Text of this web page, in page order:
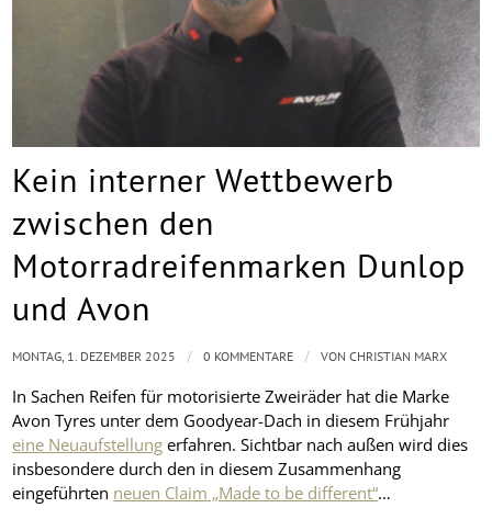
Kein interner Wettbewerb
zwischen den
Motorradreifenmarken Dunlop
und Avon
In Sachen Reifen für motorisierte Zweiräder hat die Marke
Avon Tyres unter dem Goodyear-Dach in diesem Frühjahr
eine Neuaufstellung erfahren. Sichtbar nach außen wird dies
insbesondere durch den in diesem Zusammenhang
eingeführten neuen Claim „Made to be different“…
MONTAG, 1. DEZEMBER 2025 / 0 KOMMENTARE / VONCHRISTIAN MARX